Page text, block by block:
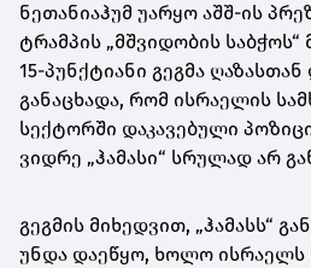
ნეთანიაჰუმ უარყო აშშ-ის
ტრამპის „მშვიდობის
15-პუნქტიანი გეგმა
განაცხადა, რომ ისრაელის
სექტორში დაკავებული
ვიდრე „ჰამასი“ სრულად არ
გეგმის მიხედვით, „ჰამასს“
უნდა დაეწყო, ხოლო ისრაელს